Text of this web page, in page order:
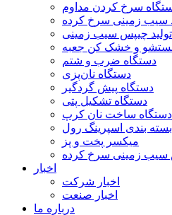
سرخ کردن مداوم
سیب زمینی سرخ کرده
چیپس سیب زمینی
و خشک کن جعبه
دستگاه ضرب و شتم
دستگاه نان‌پزی
دستگاه پیش گردگیر
دستگاه تشکیل پتی
دستگاه ساخت نان کرپ
بندی اسپرینگ رول
میکسر پخت و پز
سیب زمینی سرخ کرده
اخبار
اخبار شرکت
اخبار صنعت
درباره ما